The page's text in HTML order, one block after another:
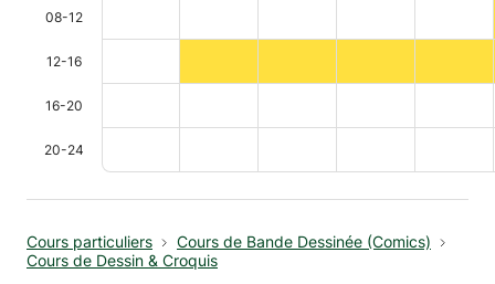
08-12
12-16
16-20
20-24
Cours particuliers
Cours de Bande Dessinée (Comics)
Cours de Dessin & Croquis